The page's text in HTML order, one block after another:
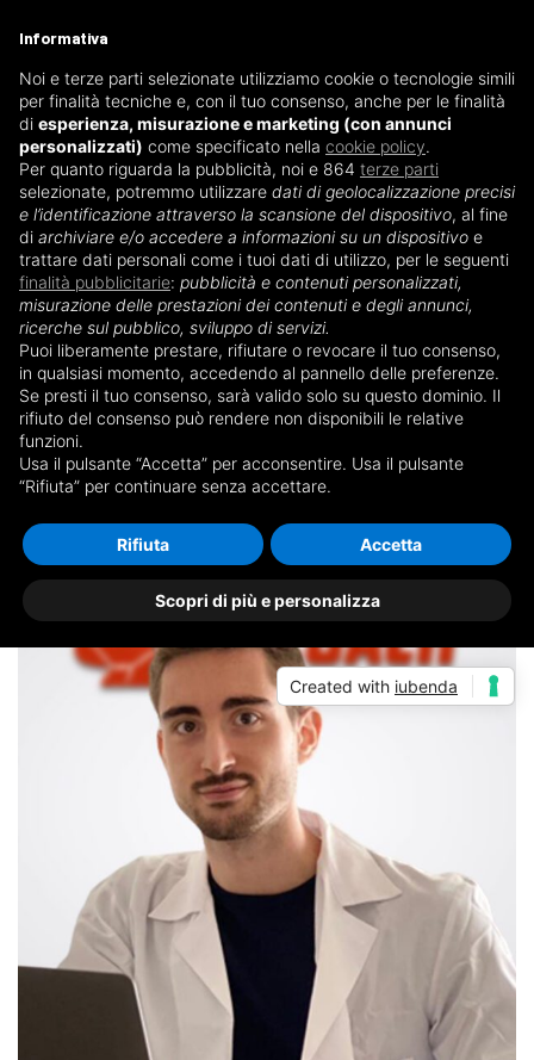
Il Team
Informativa
Noi e terze parti selezionate utilizziamo cookie o tecnologie simili
per finalità tecniche e, con il tuo consenso, anche per le finalità
di esperienza, misurazione e marketing (con annunci
personalizzati) come specificato nella cookie policy.
Per quanto riguarda la pubblicità, noi e 864 terze parti
selezionate, potremmo utilizzare dati di geolocalizzazione precisi
e l’identificazione attraverso la scansione del dispositivo, al fine
di archiviare e/o accedere a informazioni su un dispositivo e
trattare dati personali come i tuoi dati di utilizzo, per le seguenti
finalità pubblicitarie: pubblicità e contenuti personalizzati,
misurazione delle prestazioni dei contenuti e degli annunci,
ricerche sul pubblico, sviluppo di servizi.
Puoi liberamente prestare, rifiutare o revocare il tuo consenso,
in qualsiasi momento, accedendo al pannello delle preferenze.
Se presti il tuo consenso, sarà valido solo su questo dominio. Il
rifiuto del consenso può rendere non disponibili le relative
funzioni.
Usa il pulsante “Accetta” per acconsentire. Usa il pulsante
“Rifiuta” per continuare senza accettare.
Scopri di più e personalizza
Rifiuta Accetta
Created with iubenda